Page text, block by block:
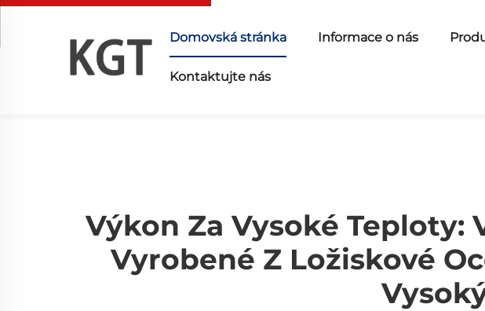
Domovská stránka Informace o nás
Kontaktujte nás
Výkon Za Vysoké Teploty:
Vyrobené Z Ložiskové